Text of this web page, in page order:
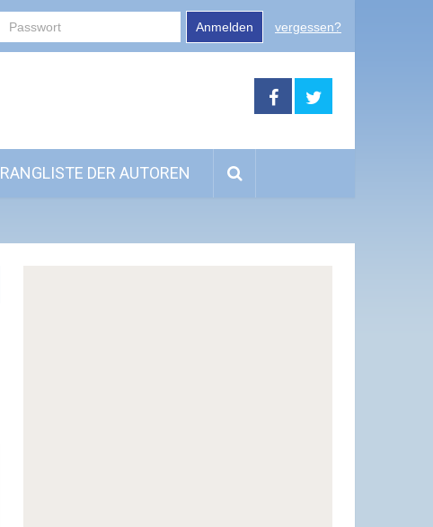
Anmelden vergessen?
RANGLISTE DER AUTOREN